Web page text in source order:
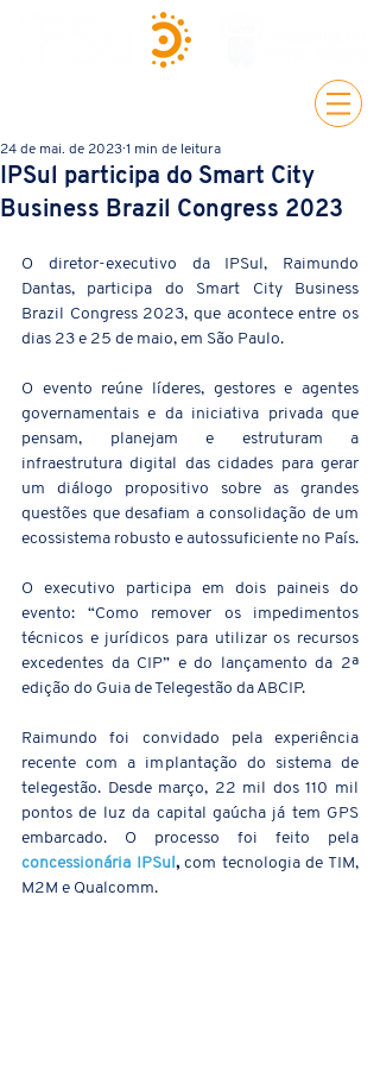
IPSul participa do Smart City
Business Brazil Congress 2023
24 de mai. de 2023 1 min de leitura
O diretor-executivo da IPSul, Raimundo
Dantas, participa do Smart City Business
Brazil Congress 2023, que acontece entre os
dias 23 e 25 de maio, em São Paulo.
O evento reúne líderes, gestores e agentes
governamentais e da iniciativa privada que
pensam, planejam e estruturam a
infraestrutura digital das cidades para gerar
um diálogo propositivo sobre as grandes
questões que desafiam a consolidação de um
ecossistema robusto e autossuficiente no País.
O executivo participa em dois paineis do
evento: “Como remover os impedimentos
técnicos e jurídicos para utilizar os recursos
excedentes da CIP” e do lançamento da 2ª
edição do Guia de Telegestão da ABCIP.
Raimundo foi convidado pela experiência
recente com a implantação do sistema de
telegestão. Desde março, 22 mil dos 110 mil
pontos de luz da capital gaúcha já tem GPS
concessionária IPSul, com tecnologia de TIM,
M2M e Qualcomm.